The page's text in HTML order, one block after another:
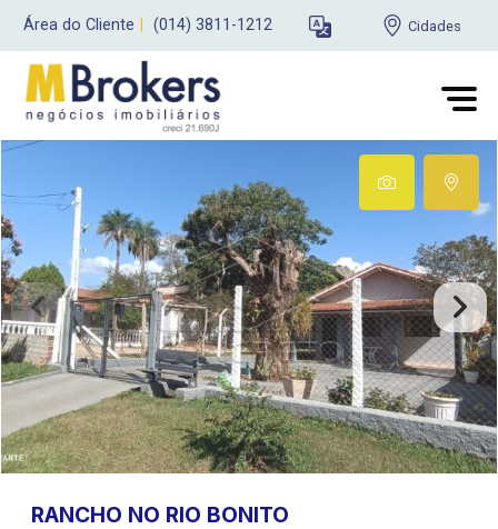
Área do Cliente (014) 3811-1212 Cidades
RANCHO NO RIO BONITO